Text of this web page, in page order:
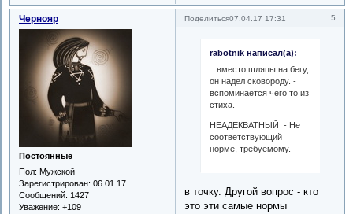
Поделиться 5
07.04.17 17:31
Чернояр
Постоянные
Пол: Мужской
Зарегистрирован: 06.01.17
Сообщений: 1427
Уважение: +109
rabotnik написал(а):
.. вместо шляпы на бегу,
он надел сковороду. -
вспоминается чего то из
стиха.
НЕАДЕКВАТНЫЙ - Не
соответствующий
норме, требуемому.
в точку. Другой вопрос - кто
это эти самые нормы